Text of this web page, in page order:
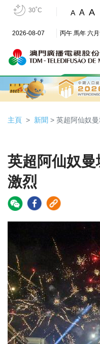
30˚C A A A
2026-08-07 丙午 馬年 六
主頁 新聞 > 英超阿仙奴
英超阿仙奴
激烈